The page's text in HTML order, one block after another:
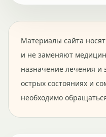
Материалы сайта
и не заменяют
назначение лечения
острых состояниях и
необходимо